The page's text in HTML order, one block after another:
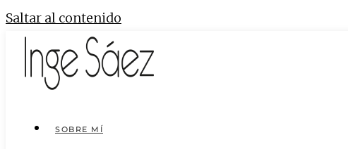
Saltar al contenido
SOBRE MÍ